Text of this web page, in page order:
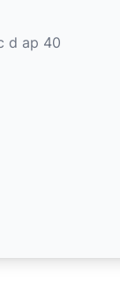
d ap 40